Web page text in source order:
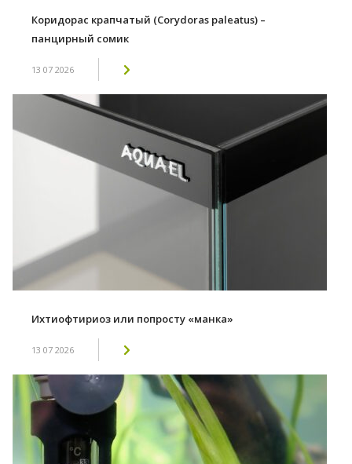
Коридорас крапчатый (Corydoras paleatus) –
панцирный сомик
13 07 2026
Ихтиофтириоз или попросту «манка»
13 07 2026